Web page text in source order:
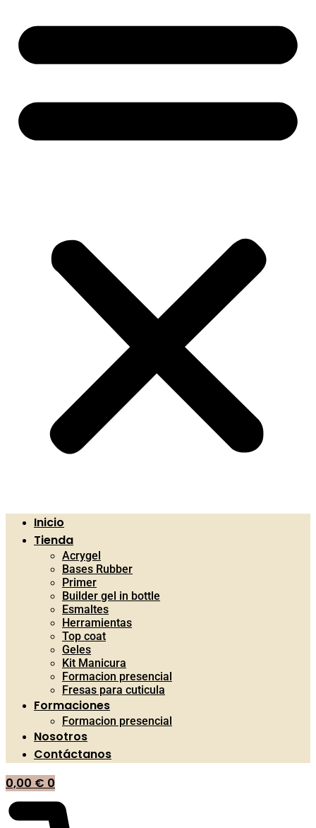
Inicio
Tienda
Acrygel
Bases Rubber
Primer
Builder gel in bottle
Esmaltes
Herramientas
Top coat
Geles
Kit Manicura
Formacion presencial
Fresas para cuticula
Formaciones
Formacion presencial
Nosotros
Contáctanos
0,00 € 0